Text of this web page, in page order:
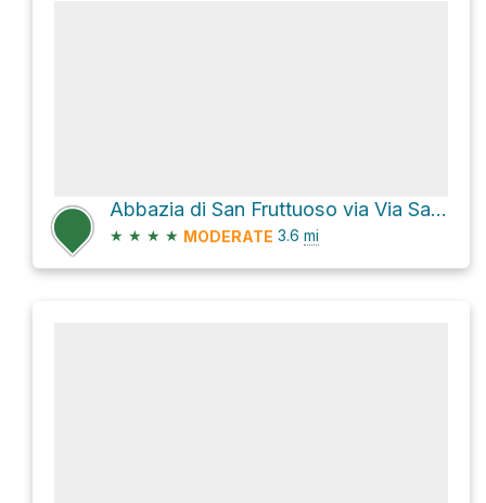
Abbazia di San Fruttuoso via Via San Rocco and Via Galletti
★ ★ ★ ★ MODERATE 3.6 mi